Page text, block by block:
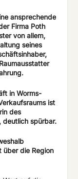
ansprechende
Firma Poth
von allem,
seines
in Worms-
ist
des
deutlich spürbar.
über die Region